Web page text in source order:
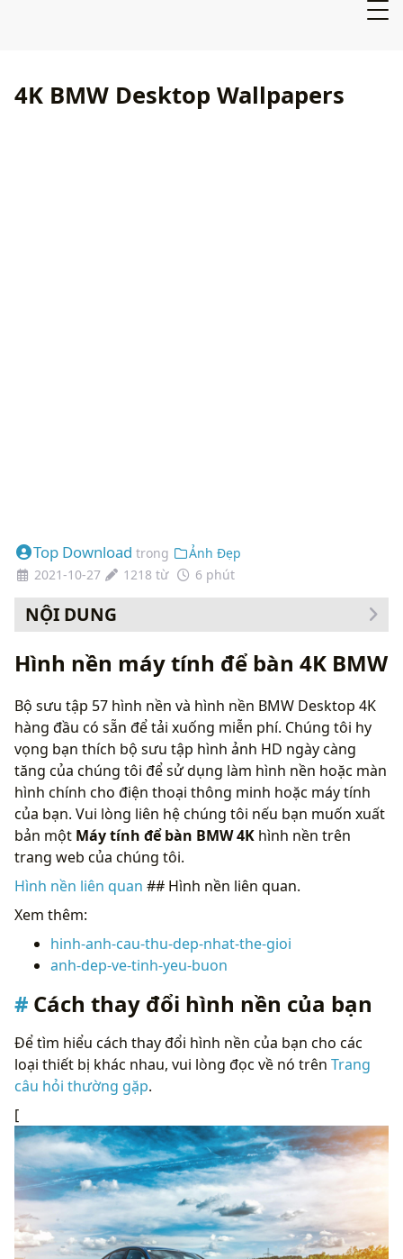
4K BMW Desktop Wallpapers
Top Download trong
Ảnh Đẹp
2021-10-27
1218 từ 6 phút
NỘI DUNG
Hình nền máy tính để bàn 4K BMW
Bộ sưu tập 57 hình nền và hình nền BMW Desktop 4K
hàng đầu có sẵn để tải xuống miễn phí. Chúng tôi hy
vọng bạn thích bộ sưu tập hình ảnh HD ngày càng
tăng của chúng tôi để sử dụng làm hình nền hoặc màn
hình chính cho điện thoại thông minh hoặc máy tính
của bạn. Vui lòng liên hệ chúng tôi nếu bạn muốn xuất
bản một Máy tính để bàn BMW 4K hình nền trên
trang web của chúng tôi.
Hình nền liên quan ## Hình nền liên quan.
Xem thêm:
hinh-anh-cau-thu-dep-nhat-the-gioi
anh-dep-ve-tinh-yeu-buon
Cách thay đổi hình nền của bạn
Để tìm hiểu cách thay đổi hình nền của bạn cho các
loại thiết bị khác nhau, vui lòng đọc về nó trên Trang
câu hỏi thường gặp.
[